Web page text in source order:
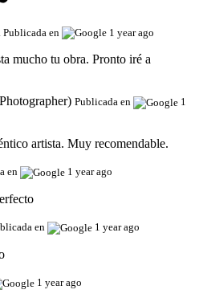
Publicada en 1 year ago
mucho tu obra. Pronto iré a
Publicada en
1
artista. Muy recomendable.
en 1 year ago
en 1 year ago
1 year ago